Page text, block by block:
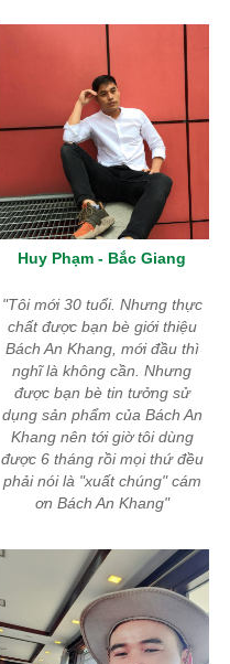
Huy Phạm - Bắc Giang
Tôi mới 30 tuổi. Nhưng thực
chất được bạn bè giới thiệu
Bách An Khang, mới đầu thì
nghĩ là không cần. Nhưng
được bạn bè tin tưởng sử
dụng sản phẩm của Bách An
Khang nên tới giờ tôi dùng
được 6 tháng rồi mọi thứ đều
phải nói là "xuất chúng" cám
ơn Bách An Khang